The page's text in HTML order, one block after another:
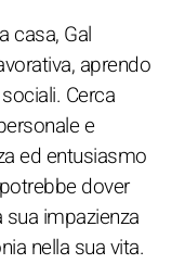
casa, Gal
aprendo
Cerca
e
ed entusiasmo
dover
impazienza
nella sua vita.